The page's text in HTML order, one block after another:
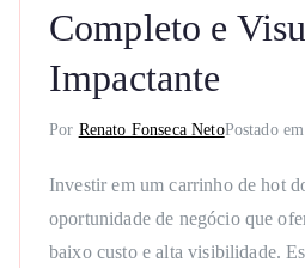
Completo e
Impactante
Por Renato Fonseca NetoPostado em
Investir em um carrinho de hot
oportunidade de negócio que
baixo custo e alta visibilidade.